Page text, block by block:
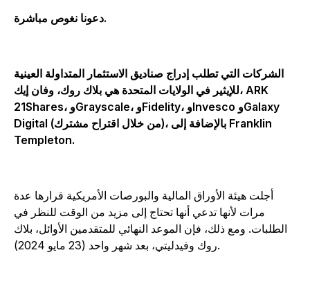
الشركات التي تطلب إدراج صناديق الاستثمار المتداولة العينية
للإيثير في الولايات المتحدة هي بلاك روك، وفان إيك، ARK
21Shares، وGrayscale، وFidelity، وInvesco وGalaxy
Digital (من خلال اقتراح مشترك)، بالإضافة إلى Franklin
Templeton.
أجلت هيئة الأوراق المالية والبورصات الأمريكية قرارها عدة
مرات لأنها تدعي أنها تحتاج إلى مزيد من الوقت للنظر في
الطلبات. ومع ذلك، فإن الموعد النهائي للمتقدمين الأوائل، بلاك